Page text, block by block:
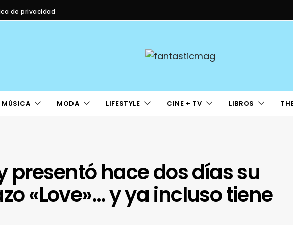
de privacidad
MÚSICA MODA LIFESTYLE CINE + TV LIBROS
presentó hace dos días su
«Love»… y ya incluso tiene